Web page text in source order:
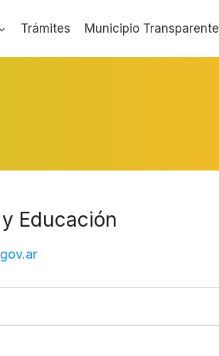
Trámites Municipio Transparente
Educación